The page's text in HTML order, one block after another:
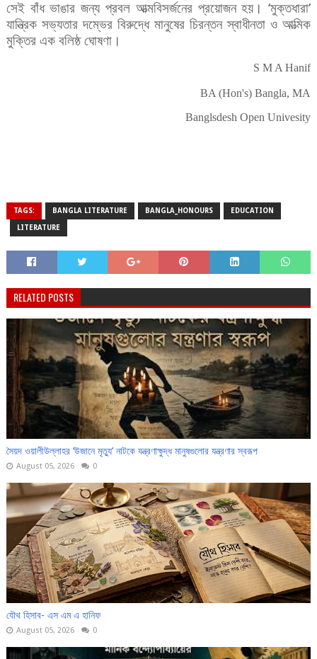
সেই বাঁধ ভাঙার জন্য প্রবল আত্মবিসর্জনের প্রয়োজন হয়। ‘মুক্তধারা’
যান্ত্রিক সভ্যতার দম্ভের বিরুদ্ধে মানুষের চিরন্তন স্বাধীনতা ও আত্মিক
মুক্তির এক বলিষ্ঠ ঘোষণা।
S M A Hanif
BA (Hon's) Bangla, MA
Banglsdesh Open Univesity
TAGS: BANGLA LITERATURE BANGLA_HONOURS EDUCATION
LITERATURE
RELATED POSTS
সৈয়দ ওয়ালীউল্লাহর ‘উজানে মৃত্যু’ নাটকে যন্ত্রণাক্ষুদ্ধ মানুষগুলোর যন্ত্রণার স্বরূপ
August 05, 2026 0
যৌথ হিসাব- এস এম এ হানিফ
August 05, 2026 0